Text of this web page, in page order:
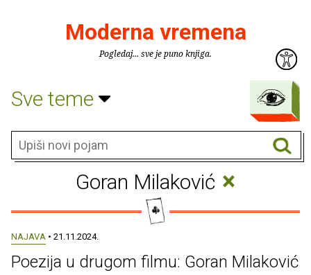
Moderna vremena
Pogledaj... sve je puno knjiga.
Sve teme
Goran Milaković ×
NAJAVA • 21.11.2024.
Poezija u drugom filmu: Goran Milaković